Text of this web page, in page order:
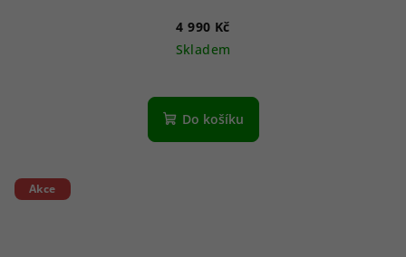
4 990 Kč
Skladem
Do košíku
Akce